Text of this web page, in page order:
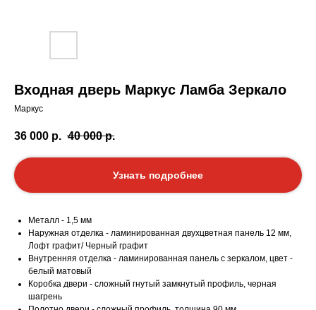
Входная дверь Маркус Ламба Зеркало
Маркус
36 000 р. 40 000 р.
Узнать подробнее
Металл - 1,5 мм
Наружная отделка - ламинированная двухцветная панель 12 мм,
Лофт графит/ Черный графит
Внутренняя отделка - ламинированная панель с зеркалом, цвет -
белый матовый
Коробка двери - сложный гнутый замкнутый профиль, черная
шагрень